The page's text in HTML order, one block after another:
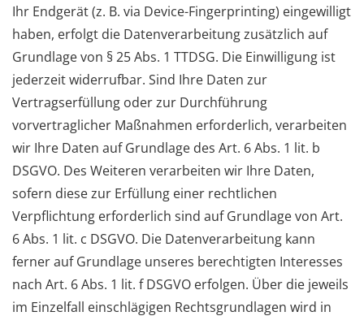
Ihr Endgerät (z. B. via Device-Fingerprinting) eingewilligt
haben, erfolgt die Datenverarbeitung zusätzlich auf
Grundlage von § 25 Abs. 1 TTDSG. Die Einwilligung ist
jederzeit widerrufbar. Sind Ihre Daten zur
Vertragserfüllung oder zur Durchführung
vorvertraglicher Maßnahmen erforderlich, verarbeiten
wir Ihre Daten auf Grundlage des Art. 6 Abs. 1 lit. b
DSGVO. Des Weiteren verarbeiten wir Ihre Daten,
sofern diese zur Erfüllung einer rechtlichen
Verpflichtung erforderlich sind auf Grundlage von Art.
6 Abs. 1 lit. c DSGVO. Die Datenverarbeitung kann
ferner auf Grundlage unseres berechtigten Interesses
nach Art. 6 Abs. 1 lit. f DSGVO erfolgen. Über die jeweils
im Einzelfall einschlägigen Rechtsgrundlagen wird in